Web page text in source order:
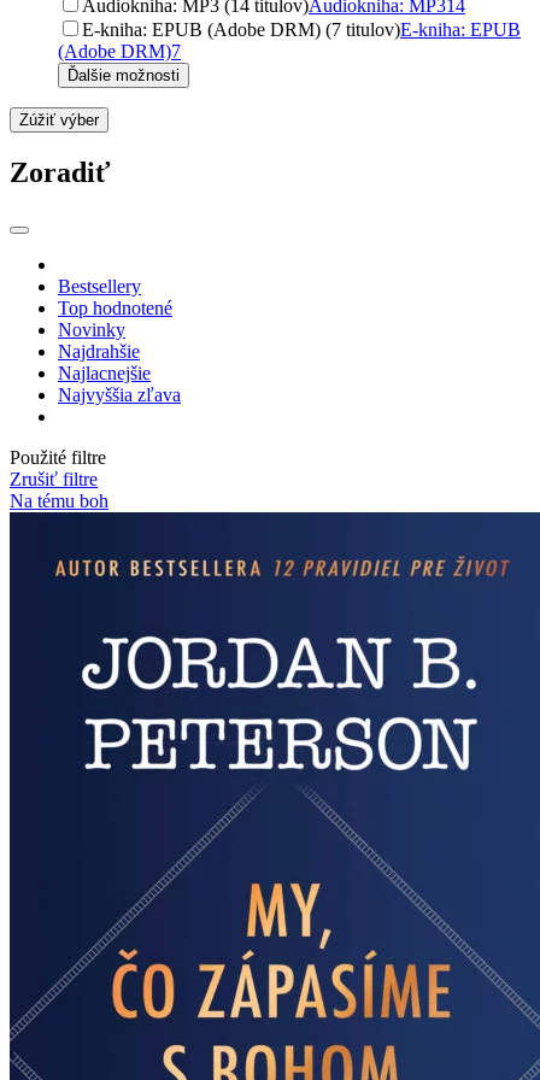
Audiokniha: MP3 (14 titulov)Audiokniha: MP314
E-kniha: EPUB (Adobe DRM) (7 titulov)E-kniha: EPUB
(Adobe DRM)7
Ďalšie možnosti
Zúžiť výber
Zoradiť
Bestsellery
Top hodnotené
Novinky
Najdrahšie
Najlacnejšie
Najvyššia zľava
Použité filtre
Zrušiť filtre
Na tému boh